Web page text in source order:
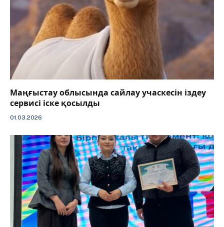
Маңғыстау облысында сайлау учаскесін іздеу
сервисі іске қосылды
01.03.2026